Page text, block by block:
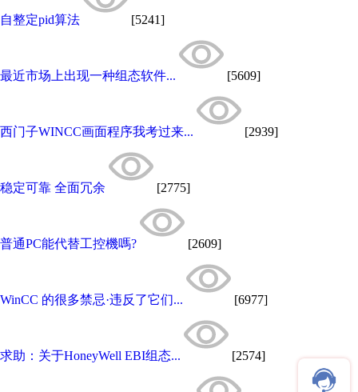
自整定pid算法 [5241]
最近市场上出现一种组态软件... [5609]
西门子WINCC画面程序我考过来... [2939]
稳定可靠 全面冗余 [2775]
普通PC能代替工控機嗎? [2609]
WinCC 的很多禁忌·违反了它们... [6977]
求助：关于HoneyWell EBI组态... [2574]